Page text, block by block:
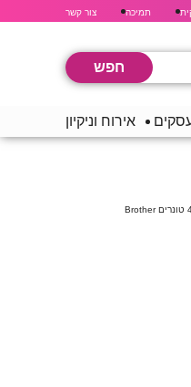
תמיכה צור קשר
אירוח וניקיון
סט 4 ‏טונרים Brother